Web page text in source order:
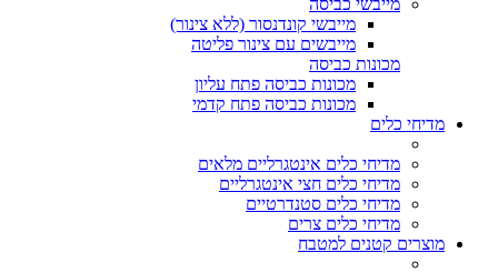
מייבשי כביסה
מייבשי קונדנסור (ללא צינור)
מייבשים עם צינור פליטה
מכונות כביסה
מכונות כביסה פתח עליון
מכונות כביסה פתח קדמי
מדיחי כלים
מדיחי כלים אינטגרליים מלאים
מדיחי כלים חצי אינטגרליים
מדיחי כלים סטנדרטיים
מדיחי כלים צרים
מוצרים קטנים למטבח